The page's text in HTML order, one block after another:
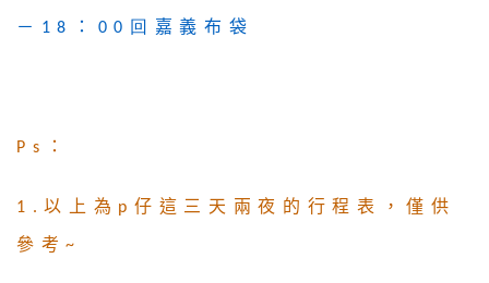
－ 18 ： 00回 嘉義布袋
Ps ：
1.以上為 p仔這三天兩夜的行程表，僅供
參考~